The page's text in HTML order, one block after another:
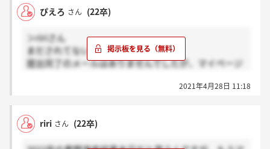
ぴえろ さん (22卒)
＞ririさん
まだされてないです！
提出完了のメールはありませんでしたが、マイページ
2021年4月28日 11:18
riri さん (22卒)